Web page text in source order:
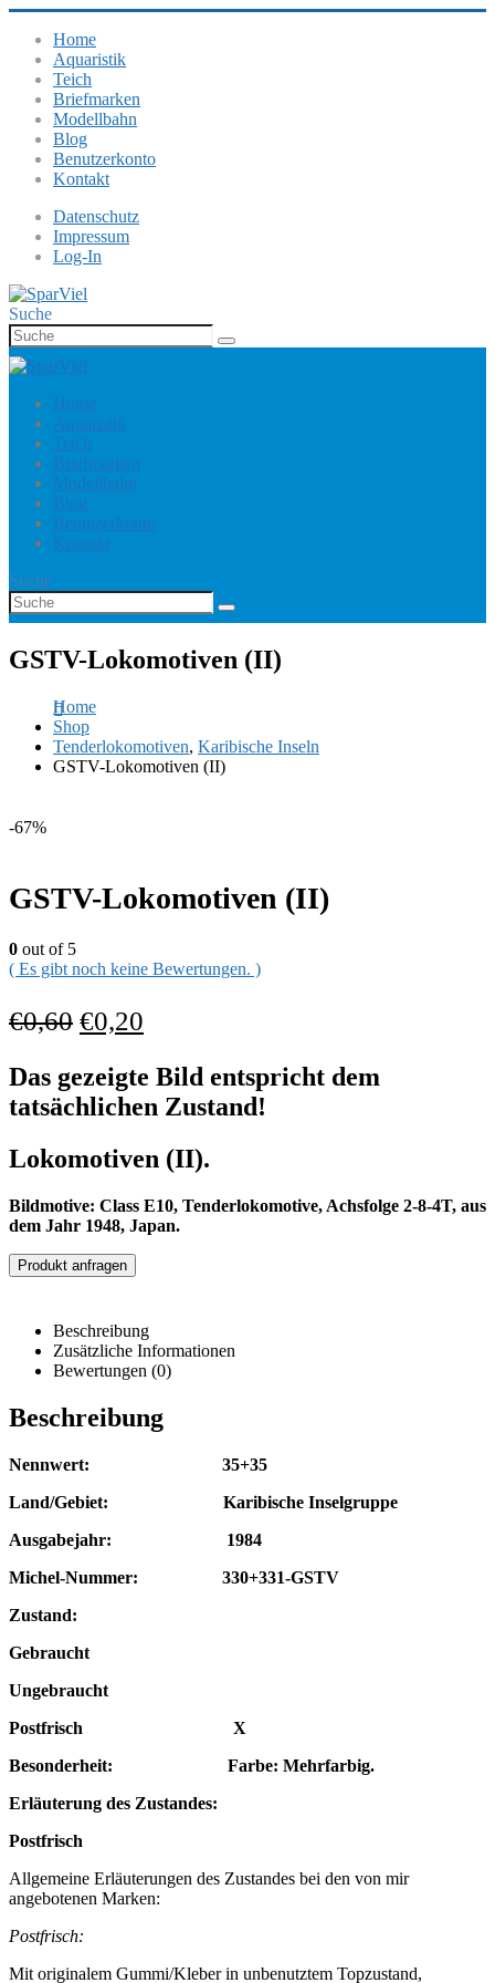
Home
Aquaristik
Teich
Briefmarken
Modellbahn
Blog
Benutzerkonto
Kontakt
Datenschutz
Impressum
Log-In
Suche
Home
Aquaristik
Teich
Briefmarken
Modellbahn
Blog
Benutzerkonto
Kontakt
Suche
GSTV-Lokomotiven (II)
Home
Shop
Tenderlokomotiven, Karibische Inseln
GSTV-Lokomotiven (II)
-67%
GSTV-Lokomotiven (II)
0 out of 5
( Es gibt noch keine Bewertungen. )
€0,60 €0,20
Das gezeigte Bild entspricht dem
tatsächlichen Zustand!
Lokomotiven (II).
Bildmotive: Class E10, Tenderlokomotive, Achsfolge 2-8-4T, aus
dem Jahr 1948, Japan.
Produkt anfragen
Beschreibung
Zusätzliche Informationen
Bewertungen (0)
Beschreibung
Nennwert: 35+35
Land/Gebiet: Karibische Inselgruppe
Ausgabejahr: 1984
Michel-Nummer: 330+331-GSTV
Zustand:
Gebraucht
Ungebraucht
Postfrisch X
Besonderheit: Farbe: Mehrfarbig.
Erläuterung des Zustandes:
Postfrisch
Allgemeine Erläuterungen des Zustandes bei den von mir
angebotenen Marken:
Postfrisch:
Mit originalem Gummi/Kleber in unbenutztem Topzustand,